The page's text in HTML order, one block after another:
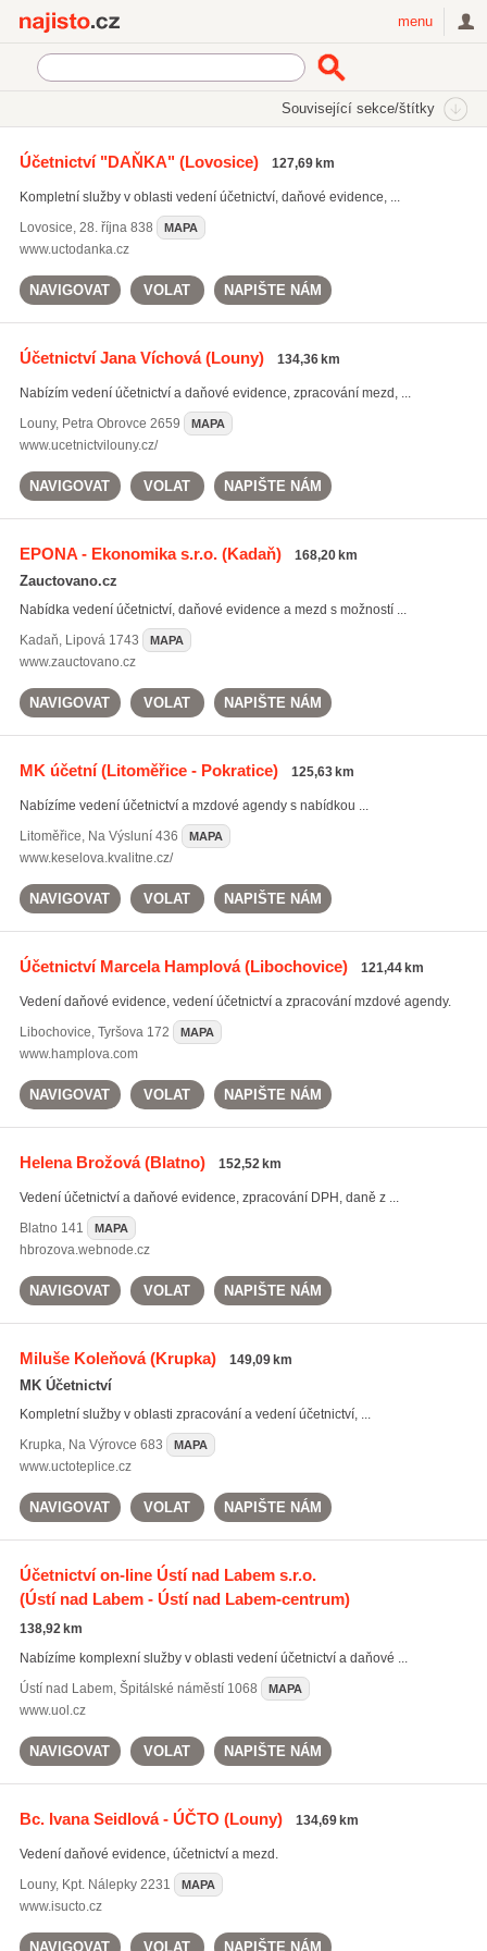
menu
Související sekce/štítky
Najisto.cz rekonstrukce účetnictví
mzdová agenda(2335)
daňová evidence(4958)
Účetnictví "DAŇKA" (Lovosice) 127,69 km
Kompletní služby v oblasti vedení účetnictví, daňové evidence, ...
Lovosice, 28. října 838 MAPA
www.uctodanka.cz
NAVIGOVAT VOLAT NAPIŠTE NÁM
Účetnictví Jana Víchová(Louny) 134,36 km
Nabízím vedení účetnictví a daňové evidence, zpracování mezd, ...
Louny, Petra Obrovce 2659 MAPA
www.ucetnictvilouny.cz/
NAVIGOVAT VOLAT NAPIŠTE NÁM
EPONA - Ekonomika s.r.o.(Kadaň) 168,20 km
Zauctovano.cz
Nabídka vedení účetnictví, daňové evidence a mezd s možností ...
Kadaň, Lipová 1743 MAPA
www.zauctovano.cz
NAVIGOVAT VOLAT NAPIŠTE NÁM
MK účetní(Litoměřice - Pokratice) 125,63 km
Nabízíme vedení účetnictví a mzdové agendy s nabídkou ...
Litoměřice, Na Výsluní 436 MAPA
www.keselova.kvalitne.cz/
NAVIGOVAT VOLAT NAPIŠTE NÁM
Účetnictví Marcela Hamplová(Libochovice) 121,44 km
Vedení daňové evidence, vedení účetnictví a zpracování mzdové agendy.
Libochovice, Tyršova 172 MAPA
www.hamplova.com
NAVIGOVAT VOLAT NAPIŠTE NÁM
Helena Brožová(Blatno) 152,52 km
Vedení účetnictví a daňové evidence, zpracování DPH, daně z ...
Blatno 141 MAPA
hbrozova.webnode.cz
NAVIGOVAT VOLAT NAPIŠTE NÁM
Miluše Koleňová(Krupka) 149,09 km
MK Účetnictví
Kompletní služby v oblasti zpracování a vedení účetnictví, ...
Krupka, Na Výrovce 683 MAPA
www.uctoteplice.cz
NAVIGOVAT VOLAT NAPIŠTE NÁM
Účetnictví on-line Ústí nad Labem s.r.o.
(Ústí nad Labem - Ústí nad Labem-centrum)
138,92 km
Nabízíme komplexní služby v oblasti vedení účetnictví a daňové ...
Ústí nad Labem, Špitálské náměstí 1068 MAPA
www.uol.cz
NAVIGOVAT VOLAT NAPIŠTE NÁM
Bc. Ivana Seidlová - ÚČTO (Louny) 134,69 km
Vedení daňové evidence, účetnictví a mezd.
Louny, Kpt. Nálepky 2231 MAPA
www.isucto.cz
NAVIGOVAT VOLAT NAPIŠTE NÁM